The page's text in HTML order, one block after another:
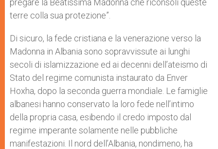
pregare la Beatissima Madonna che riconsoli queste
terre colla sua protezione”.
Di sicuro, la fede cristiana e la venerazione verso la
Madonna in Albania sono sopravvissute ai lunghi
secoli di islamizzazione ed ai decenni dell’ateismo di
Stato del regime comunista instaurato da Enver
Hoxha, dopo la seconda guerra mondiale. Le famiglie
albanesi hanno conservato la loro fede nell’intimo
della propria casa, esibendo il credo imposto dal
regime imperante solamente nelle pubbliche
manifestazioni. Il nord dell’Albania, nondimeno, ha